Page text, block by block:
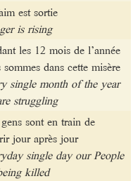
est sortie
is rising
les 12 mois de l’année
sommes dans cette misère
single month of the year
struggling
sont en train de
jour après jour
single day our People
killed